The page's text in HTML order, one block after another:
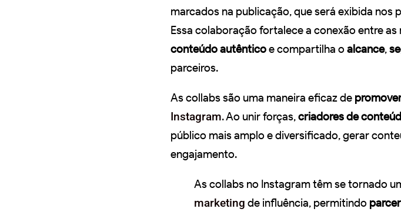
marcados na publicação, que será exibida nos
Essa colaboração fortalece a conexão entre
conteúdo autênticoe compartilha o alcance,
parceiros.
As collabs são uma maneira eficaz de
Instagram. Ao unir forças,criadores de
público mais amplo e diversificado, gerar
engajamento.
As collabs no Instagram têm se tornado
marketing de influência, permitindo